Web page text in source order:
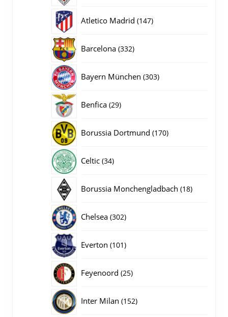
Atletico Madrid 147147
Barcelona 332332
Bayern München 303303
Benfica 2929
Borussia Dortmund 170170
Celtic 3434
Borussia Monchengladbach 1818
Chelsea 302302
Everton 101101
Feyenoord 2525
Inter Milan 152152